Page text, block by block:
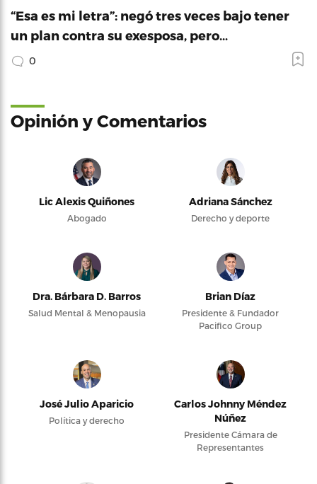
“Esa es mi letra”: negó tres veces bajo tener
un plan contra su exesposa, pero…
0
Opinión y Comentarios
Lic Alexis Quiñones
Abogado
Adriana Sánchez
Derecho y deporte
Dra. Bárbara D. Barros
Salud Mental & Menopausia
Brian Díaz
Presidente & Fundador
Pacifico Group
José Julio Aparicio
Política y derecho
Carlos Johnny Méndez
Núñez
Presidente Cámara de
Representantes